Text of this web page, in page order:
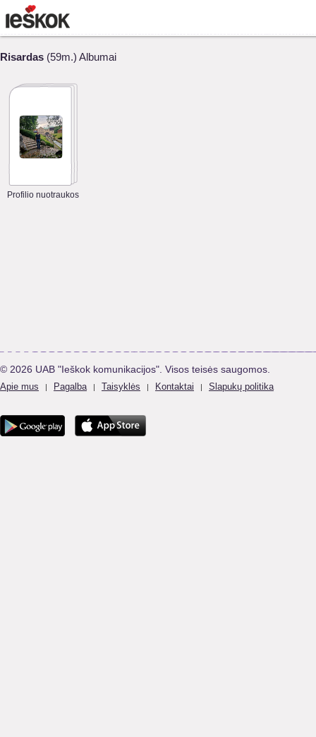
Risardas (59m.) Albumai
Profilio nuotraukos
© 2026 UAB "Ieškok komunikacijos". Visos teisės saugomos.
Apie mus | Pagalba | Taisyklės | Kontaktai | Slapukų politika